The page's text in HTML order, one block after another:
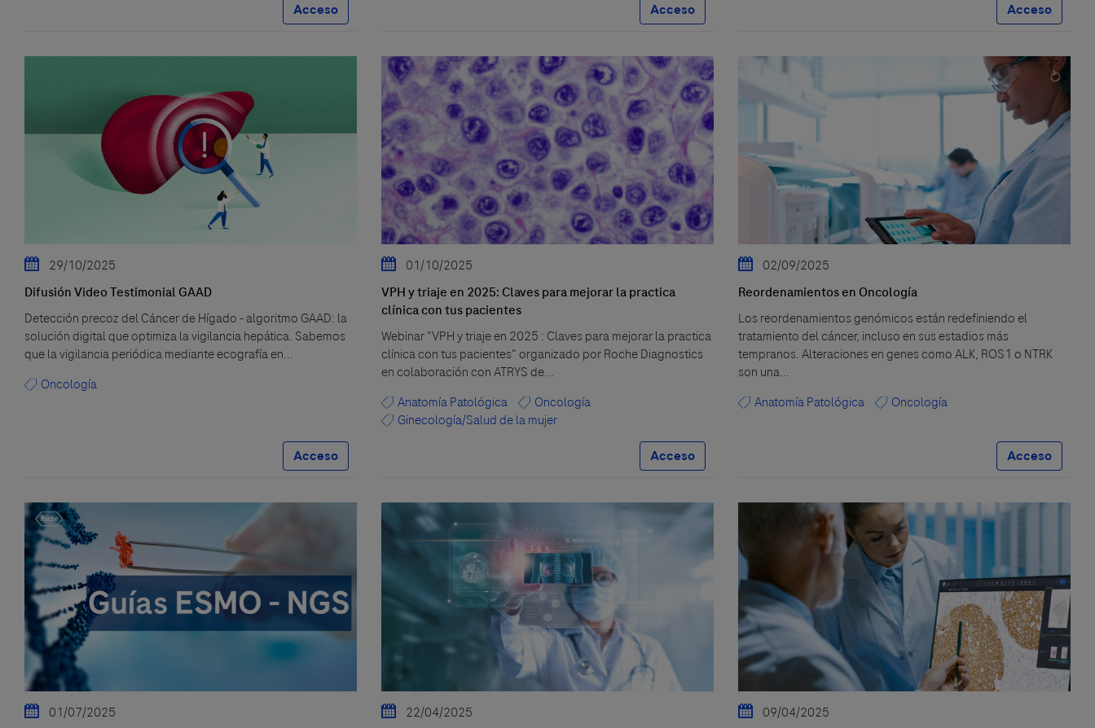
Acceso
Acceso
Acceso
29/10/2025
Difusión Video Testimonial GAAD
Detección precoz del Cáncer de Hígado - algoritmo GAAD: la
solución digital que optimiza la vigilancia hepática. Sabemos
que la vigilancia periódica mediante ecografía en...
Oncología
Acceso
01/10/2025
VPH y triaje en 2025: Claves para mejorar la practica
clínica con tus pacientes
Webinar "VPH y triaje en 2025 : Claves para mejorar la practica
clínica con tus pacientes" organizado por Roche Diagnostics
en colaboración con ATRYS de...
Anatomía Patológica
Oncología
Ginecología/Salud de la mujer
Acceso
02/09/2025
Reordenamientos en Oncología
Los reordenamientos genómicos están redefiniendo el
tratamiento del cáncer, incluso en sus estadios más
tempranos. Alteraciones en genes como ALK, ROS1 o NTRK
son una...
Anatomía Patológica
Oncología
Acceso
01/07/2025
22/04/2025
09/04/2025